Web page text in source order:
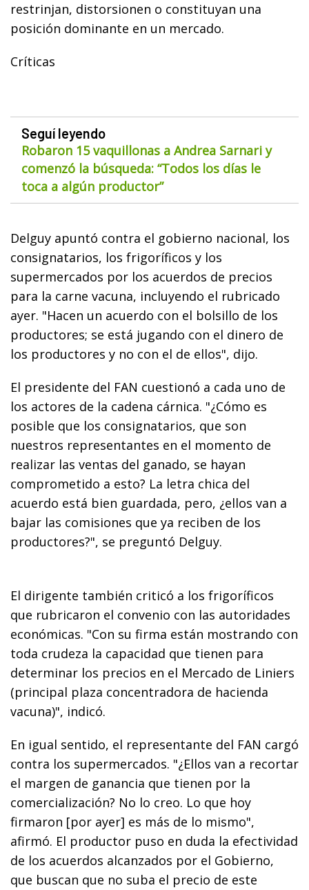
restrinjan, distorsionen o constituyan una
posición dominante en un mercado.
Críticas
Seguí leyendo
Robaron 15 vaquillonas a Andrea Sarnari y
comenzó la búsqueda: “Todos los días le
toca a algún productor”
Delguy apuntó contra el gobierno nacional, los
consignatarios, los frigoríficos y los
supermercados por los acuerdos de precios
para la carne vacuna, incluyendo el rubricado
ayer. "Hacen un acuerdo con el bolsillo de los
productores; se está jugando con el dinero de
los productores y no con el de ellos", dijo.
El presidente del FAN cuestionó a cada uno de
los actores de la cadena cárnica. "¿Cómo es
posible que los consignatarios, que son
nuestros representantes en el momento de
realizar las ventas del ganado, se hayan
comprometido a esto? La letra chica del
acuerdo está bien guardada, pero, ¿ellos van a
bajar las comisiones que ya reciben de los
productores?", se preguntó Delguy.
El dirigente también criticó a los frigoríficos
que rubricaron el convenio con las autoridades
económicas. "Con su firma están mostrando con
toda crudeza la capacidad que tienen para
determinar los precios en el Mercado de Liniers
(principal plaza concentradora de hacienda
vacuna)", indicó.
En igual sentido, el representante del FAN cargó
contra los supermercados. "¿Ellos van a recortar
el margen de ganancia que tienen por la
comercialización? No lo creo. Lo que hoy
firmaron [por ayer] es más de lo mismo",
afirmó. El productor puso en duda la efectividad
de los acuerdos alcanzados por el Gobierno,
que buscan que no suba el precio de este